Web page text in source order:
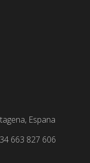
Espana
663 827 606